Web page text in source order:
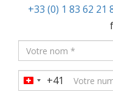
+33 (0) 1 83 62 21
Switzerland
+41